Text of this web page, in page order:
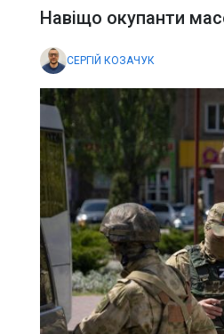
Навіщо окупанти
СЕРГІЙ КОЗАЧУК